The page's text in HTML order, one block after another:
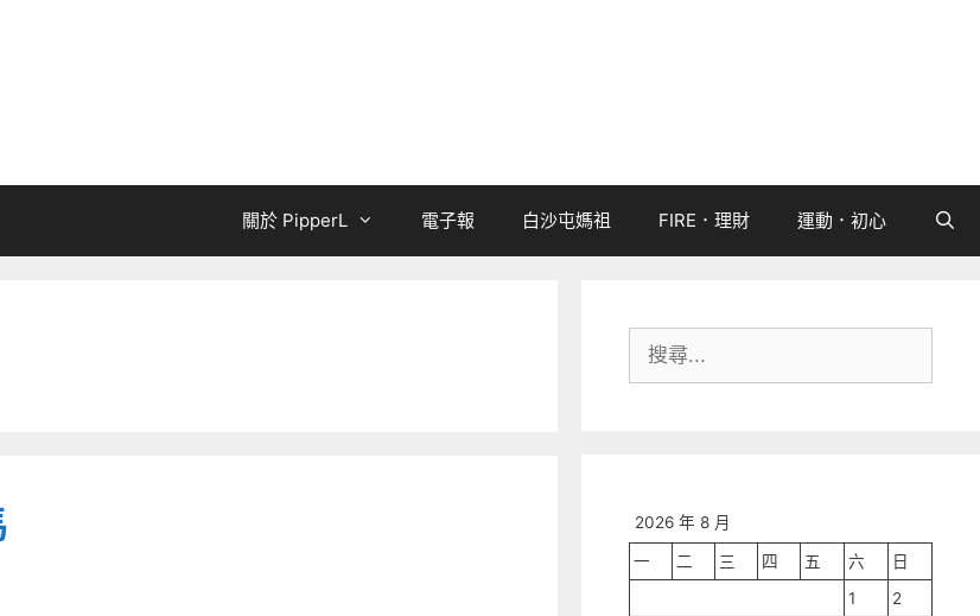
關於 PipperL 電子報 白沙屯媽祖 FIRE．理財 運動．初心
尋:
2026 年 8 月
一 二 三 四 五 六
日
1
2